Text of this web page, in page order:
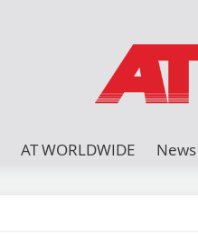
AT WORLDWIDE News